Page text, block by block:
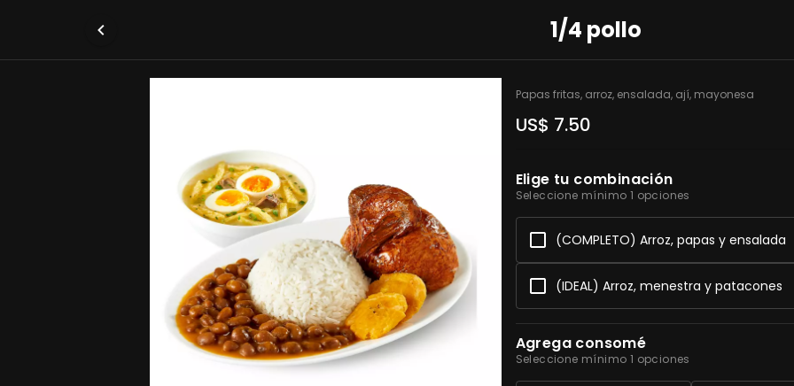
1/4 pollo
Papas fritas, arroz, ensalada, ají, mayonesa
US$ 7.50
Elige tu combinación
Seleccione mínimo 1 opciones
(COMPLETO) Arroz, papas y ensalada
(IDEAL) Arroz, menestra y patacones
Agrega consomé
Seleccione mínimo 1 opciones